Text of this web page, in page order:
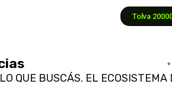
Tolva
QUE BUSCÁS. EL